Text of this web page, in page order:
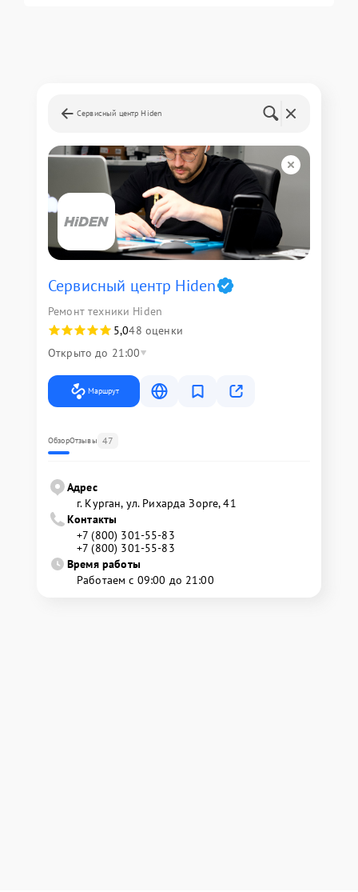
Сервисный центр Hiden
Сервисный центр Hiden
Ремонт техники Hiden
5,048 оценки
Открыто до 21:00
Маршрут
ОбзорОтзывы 47
Адрес
г. Курган, ул. Рихарда Зорге, 41
Контакты
+7 (800) 301-55-83
+7 (800) 301-55-83
Время работы
Работаем с 09:00 до 21:00